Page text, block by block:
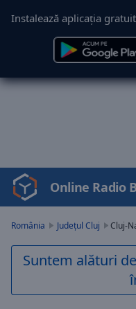
Instalează aplicația
Video
Player
Play
Video
Skip
Online Radio
România Județul Cluj Cluj-
Suntem alături